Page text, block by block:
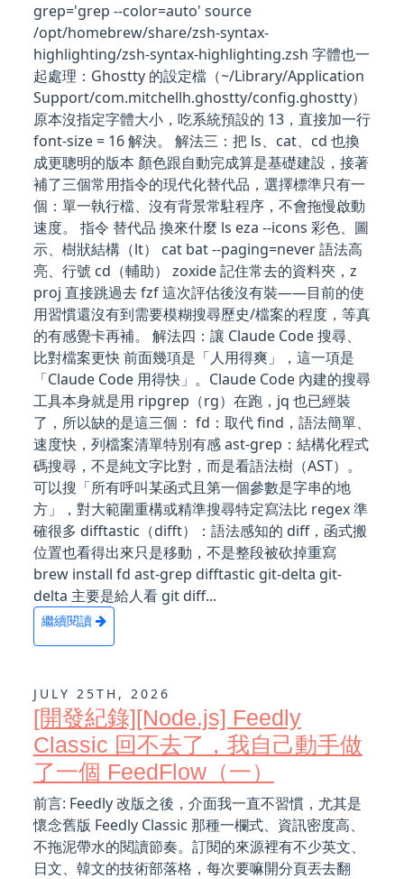
grep='grep --color=auto' source
/opt/homebrew/share/zsh-syntax-
highlighting/zsh-syntax-highlighting.zsh 字體也一
起處理：Ghostty 的設定檔（~/Library/Application
Support/com.mitchellh.ghostty/config.ghostty）
原本沒指定字體大小，吃系統預設的 13，直接加一行
font-size = 16 解決。 解法三：把 ls、cat、cd 也換
成更聰明的版本 顏色跟自動完成算是基礎建設，接著
補了三個常用指令的現代化替代品，選擇標準只有一
個：單一執行檔、沒有背景常駐程序，不會拖慢啟動
速度。 指令 替代品 換來什麼 ls eza --icons 彩色、圖
示、樹狀結構（lt） cat bat --paging=never 語法高
亮、行號 cd（輔助） zoxide 記住常去的資料夾，z
proj 直接跳過去 fzf 這次評估後沒有裝——目前的使
用習慣還沒有到需要模糊搜尋歷史/檔案的程度，等真
的有感覺卡再補。 解法四：讓 Claude Code 搜尋、
比對檔案更快 前面幾項是「人用得爽」，這一項是
「Claude Code 用得快」。Claude Code 內建的搜尋
工具本身就是用 ripgrep（rg）在跑，jq 也已經裝
了，所以缺的是這三個： fd：取代 find，語法簡單、
速度快，列檔案清單特別有感 ast-grep：結構化程式
碼搜尋，不是純文字比對，而是看語法樹（AST）。
可以搜「所有呼叫某函式且第一個參數是字串的地
方」，對大範圍重構或精準搜尋特定寫法比 regex 準
確很多 difftastic（difft）：語法感知的 diff，函式搬
位置也看得出來只是移動，不是整段被砍掉重寫
brew install fd ast-grep difftastic git-delta git-
delta 主要是給人看 git diff...
繼續閱讀
JULY 25TH, 2026
[開發紀錄][Node.js] Feedly
Classic 回不去了，我自己動手做
了一個 FeedFlow（一）
前言: Feedly 改版之後，介面我一直不習慣，尤其是
懷念舊版 Feedly Classic 那種一欄式、資訊密度高、
不拖泥帶水的閱讀節奏。訂閱的來源裡有不少英文、
日文、韓文的技術部落格，每次要嘛開分頁丟去翻